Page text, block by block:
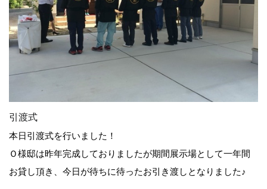
引渡式
本日引渡式を行いました！
Ｏ様邸は昨年完成しておりましたが期間展示場として一年間
お貸し頂き、今日が待ちに待ったお引き渡しとなりました♪